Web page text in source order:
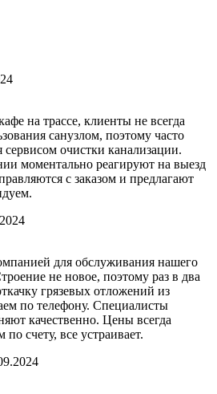
на трассе, клиенты не всегда
санузлом, поэтому часто
сервисом очистки канализации.
моментально реагируют на выезд
с заказом и предлагают
для обслуживания нашего
не новое, поэтому раз в два
грязевых отложений из
по телефону. Специалисты
качественно. Цены всегда
счету, все устраивает.